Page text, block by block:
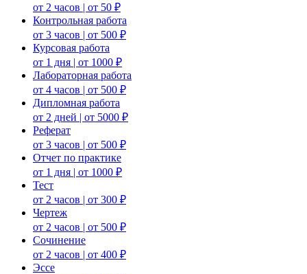
от 2 часов | от 50 ₽
Контрольная работа
от 3 часов | от 500 ₽
Курсовая работа
от 1 дня | от 1000 ₽
Лабораторная работа
от 4 часов | от 500 ₽
Дипломная работа
от 2 дней | от 5000 ₽
Реферат
от 3 часов | от 500 ₽
Отчет по практике
от 1 дня | от 1000 ₽
Тест
от 2 часов | от 300 ₽
Чертеж
от 2 часов | от 500 ₽
Сочинение
от 2 часов | от 400 ₽
Эссе